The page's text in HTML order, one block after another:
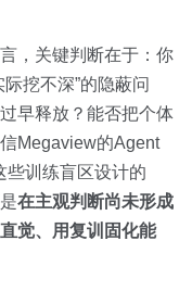
，关键判断在于：你
挖不深”的隐蔽问
早释放？能否把个体
Megaview的Agent
些训练盲区设计的
在主观判断尚未形成
觉、用复训固化能